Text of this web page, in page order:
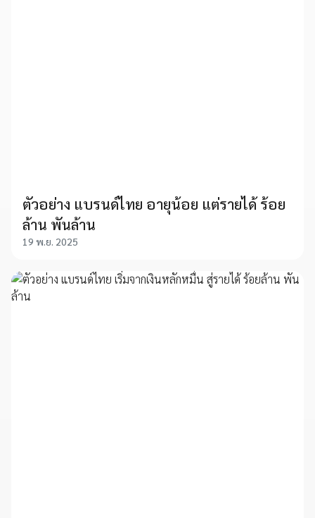
ตัวอย่าง แบรนด์ไทย อายุน้อย แต่รายได้ ร้อย
ล้าน พันล้าน
19 พ.ย. 2025